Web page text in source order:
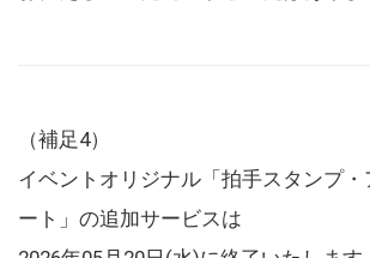
（補足4）
イベントオリジナル「拍手スタンプ
ート」の追加サービスは